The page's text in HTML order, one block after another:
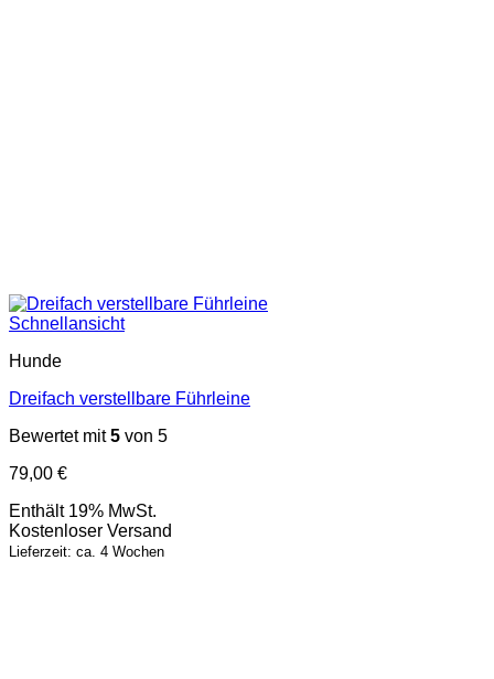
Schnellansicht
Hunde
Dreifach verstellbare Führleine
Bewertet mit5 von 5
79,00 €
Enthält 19% MwSt.
Kostenloser Versand
Lieferzeit: ca. 4 Wochen